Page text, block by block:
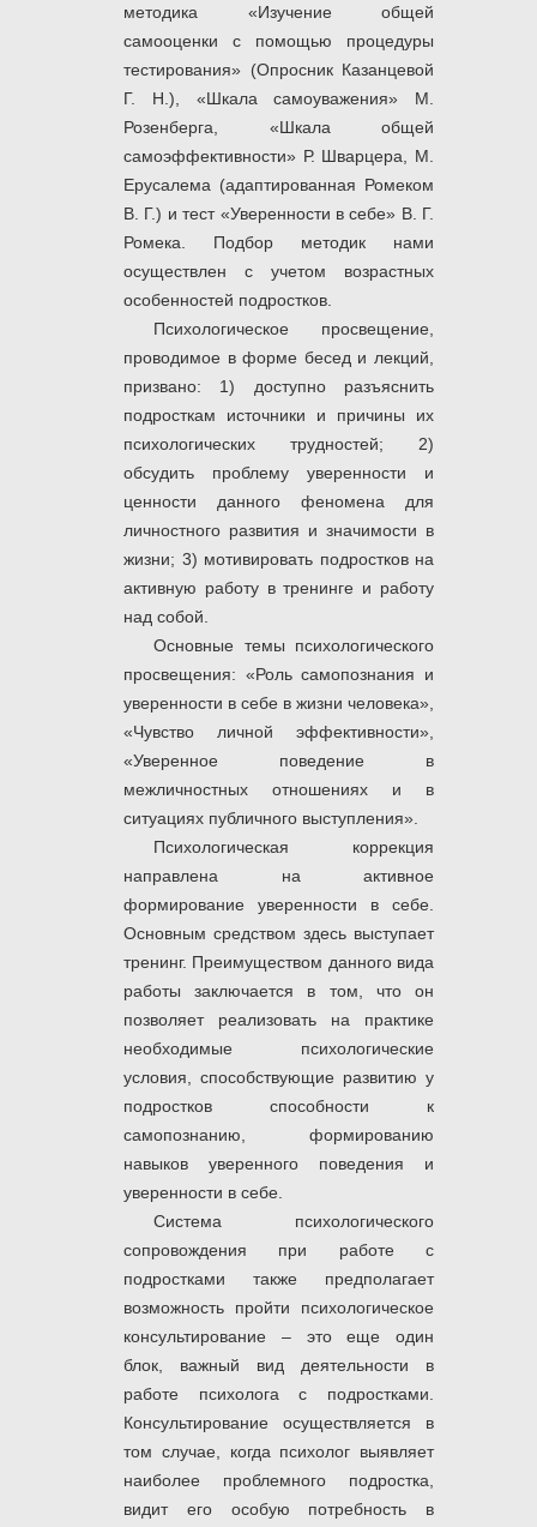
методика «Изучение общей
самооценки с помощью процедуры
тестирования» (Опросник Казанцевой
Г. Н.), «Шкала самоуважения» М.
Розенберга, «Шкала общей
самоэффективности» Р. Шварцера, М.
Ерусалема (адаптированная Ромеком
В. Г.) и тест «Уверенности в себе» В. Г.
Ромека. Подбор методик нами
осуществлен с учетом возрастных
особенностей подростков.
Психологическое просвещение,
проводимое в форме бесед и лекций,
призвано: 1) доступно разъяснить
подросткам источники и причины их
психологических трудностей; 2)
обсудить проблему уверенности и
ценности данного феномена для
личностного развития и значимости в
жизни; 3) мотивировать подростков на
активную работу в тренинге и работу
над собой.
Основные темы психологического
просвещения: «Роль самопознания и
уверенности в себе в жизни человека»,
«Чувство личной эффективности»,
«Уверенное поведение в
межличностных отношениях и в
ситуациях публичного выступления».
Психологическая коррекция
направлена на активное
формирование уверенности в себе.
Основным средством здесь выступает
тренинг. Преимуществом данного вида
работы заключается в том, что он
позволяет реализовать на практике
необходимые психологические
условия, способствующие развитию у
подростков способности к
самопознанию, формированию
навыков уверенного поведения и
уверенности в себе.
Система психологического
сопровождения при работе с
подростками также предполагает
возможность пройти психологическое
консультирование
– это еще один
блок, важный вид деятельности в
работе психолога с подростками.
Консультирование осуществляется в
том случае, когда психолог выявляет
наиболее проблемного подростка,
видит его особую потребность в